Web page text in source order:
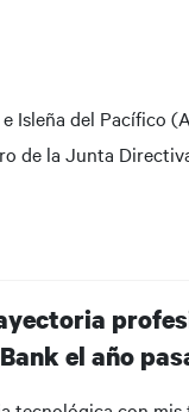
Isleña del Pacífico
de la Junta
el año